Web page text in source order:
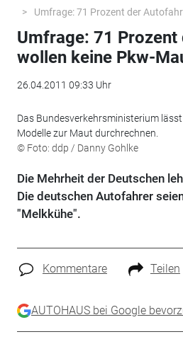
Umfrage: 71 Prozent der
Umfrage: 71
wollen keine Pkw-
26.04.2011 09:33 Uhr
Das Bundesverkehrsministerium
Modelle zur Maut durchrechnen.
© Foto: ddp / Danny Gohlke
Die Mehrheit der Deutschen
Die deutschen Autofahrer
"Melkkühe".
Kommentare Teilen
AUTOHAUS bei Google